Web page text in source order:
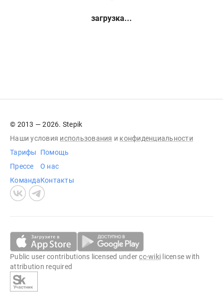
загрузка...
© 2013 — 2026. Stepik
Наши условия использования и конфиденциальности
Тарифы
Прессе
Команда
Помощь
О нас
Контакты
Public user contributions licensed undercc-wiki license with
attribution required